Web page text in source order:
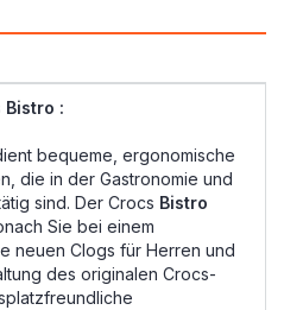
:
bequeme, ergonomische
die in der Gastronomie und
sind. Der Crocs Bistro
Sie bei einem
neuen Clogs für Herren und
des originalen Crocs-